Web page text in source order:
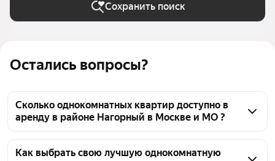
Остались вопросы?
Сколько однокомнатных квартир доступно в
аренду в районе Нагорный в Москве и МО ?
Москве и МО доступно в аренду 0 однокомнатных
Как выбрать свою лучшую однокомнатную
Сохранить поиск